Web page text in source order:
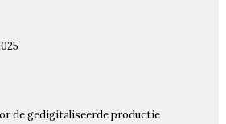
de gedigitaliseerde productie